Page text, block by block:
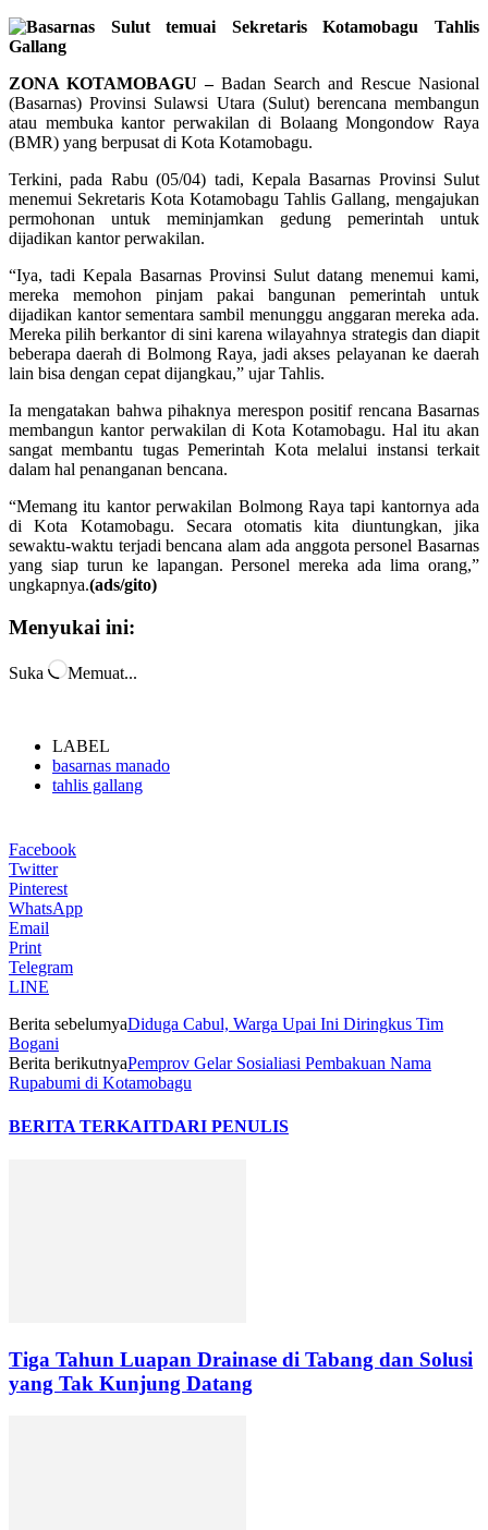
ZONA KOTAMOBAGU – Badan Search and Rescue Nasional
(Basarnas) Provinsi Sulawsi Utara (Sulut) berencana membangun
atau membuka kantor perwakilan di Bolaang Mongondow Raya
(BMR) yang berpusat di Kota Kotamobagu.
Terkini, pada Rabu (05/04) tadi, Kepala Basarnas Provinsi Sulut
menemui Sekretaris Kota Kotamobagu Tahlis Gallang, mengajukan
permohonan untuk meminjamkan gedung pemerintah untuk
dijadikan kantor perwakilan.
“Iya, tadi Kepala Basarnas Provinsi Sulut datang menemui kami,
mereka memohon pinjam pakai bangunan pemerintah untuk
dijadikan kantor sementara sambil menunggu anggaran mereka ada.
Mereka pilih berkantor di sini karena wilayahnya strategis dan diapit
beberapa daerah di Bolmong Raya, jadi akses pelayanan ke daerah
lain bisa dengan cepat dijangkau,” ujar Tahlis.
Ia mengatakan bahwa pihaknya merespon positif rencana Basarnas
membangun kantor perwakilan di Kota Kotamobagu. Hal itu akan
sangat membantu tugas Pemerintah Kota melalui instansi terkait
dalam hal penanganan bencana.
“Memang itu kantor perwakilan Bolmong Raya tapi kantornya ada
di Kota Kotamobagu. Secara otomatis kita diuntungkan, jika
sewaktu-waktu terjadi bencana alam ada anggota personel Basarnas
yang siap turun ke lapangan. Personel mereka ada lima orang,”
ungkapnya.(ads/gito)
Menyukai ini:
Suka Memuat...
LABEL
basarnas manado
tahlis gallang
Facebook
Twitter
Pinterest
WhatsApp
Email
Print
Telegram
LINE
Berita sebelumyaDiduga Cabul, Warga Upai Ini Diringkus Tim
Bogani
Berita berikutnyaPemprov Gelar Sosialiasi Pembakuan Nama
Rupabumi di Kotamobagu
BERITA TERKAITDARI PENULIS
Tiga Tahun Luapan Drainase di Tabang dan Solusi
yang Tak Kunjung Datang